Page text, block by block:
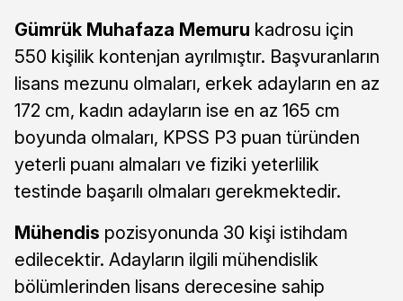
Gümrük Muhafaza Memuru kadrosu için
550 kişilik kontenjan ayrılmıştır. Başvuranların
lisans mezunu olmaları, erkek adayların en az
172 cm, kadın adayların ise en az 165 cm
boyunda olmaları, KPSS P3 puan türünden
yeterli puanı almaları ve fiziki yeterlilik
testinde başarılı olmaları gerekmektedir.
Mühendis pozisyonunda 30 kişi istihdam
edilecektir. Adayların ilgili mühendislik
bölümlerinden lisans derecesine sahip